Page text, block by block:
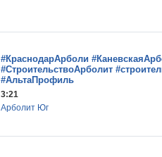
#КраснодарАрболи
#СтроительствоАрболит
#АльтаПрофиль
3:21
Арболит Юг